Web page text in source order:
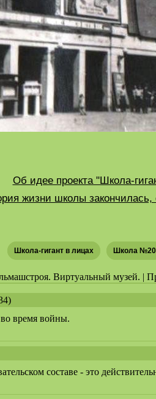
Об идее проекта "Школа-
жизни школы
Школа-гигант в лицах Школа №20
Виртуальный музей. |
время войны.
составе - это